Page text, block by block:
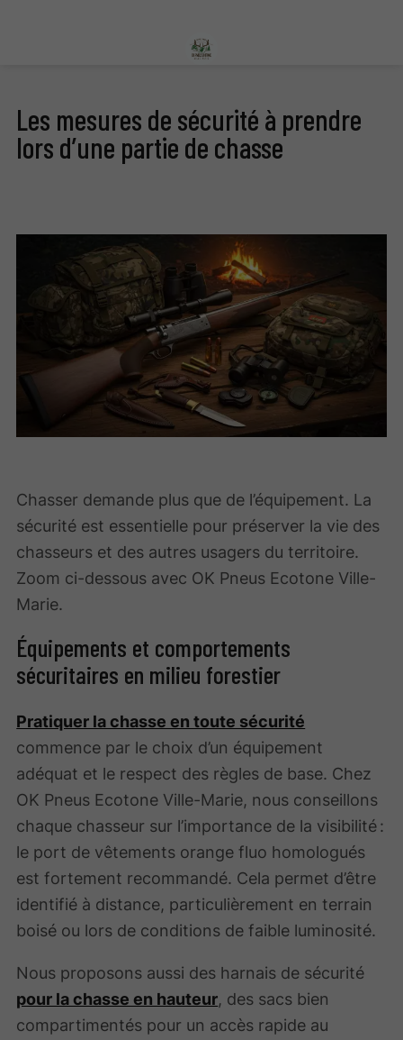
Les mesures de sécurité à prendre
lors d’une partie de chasse
Chasser demande plus que de l’équipement. La
sécurité est essentielle pour préserver la vie des
chasseurs et des autres usagers du territoire.
Zoom ci-dessous avec OK Pneus Ecotone Ville-
Marie.
Équipements et comportements
sécuritaires en milieu forestier
Pratiquer la chasse en toute sécurité
commence par le choix d’un équipement
adéquat et le respect des règles de base. Chez
OK Pneus Ecotone Ville-Marie, nous conseillons
chaque chasseur sur l’importance de la visibilité :
le port de vêtements orange fluo homologués
est fortement recommandé. Cela permet d’être
identifié à distance, particulièrement en terrain
boisé ou lors de conditions de faible luminosité.
Nous proposons aussi des harnais de sécurité
pour la chasse en hauteur, des sacs bien
compartimentés pour un accès rapide au